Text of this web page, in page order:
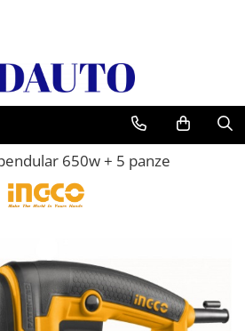
camioane
650w + 5 panze